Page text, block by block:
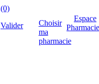
(0)
Valider
Choisir
ma
pharmacie
Espace